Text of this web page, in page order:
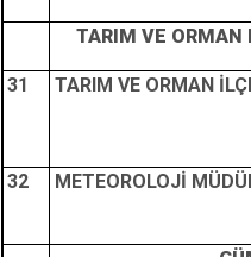
TARIM VE ORMAN
31 TARIM VE ORMAN
32 METEOROLOJİ